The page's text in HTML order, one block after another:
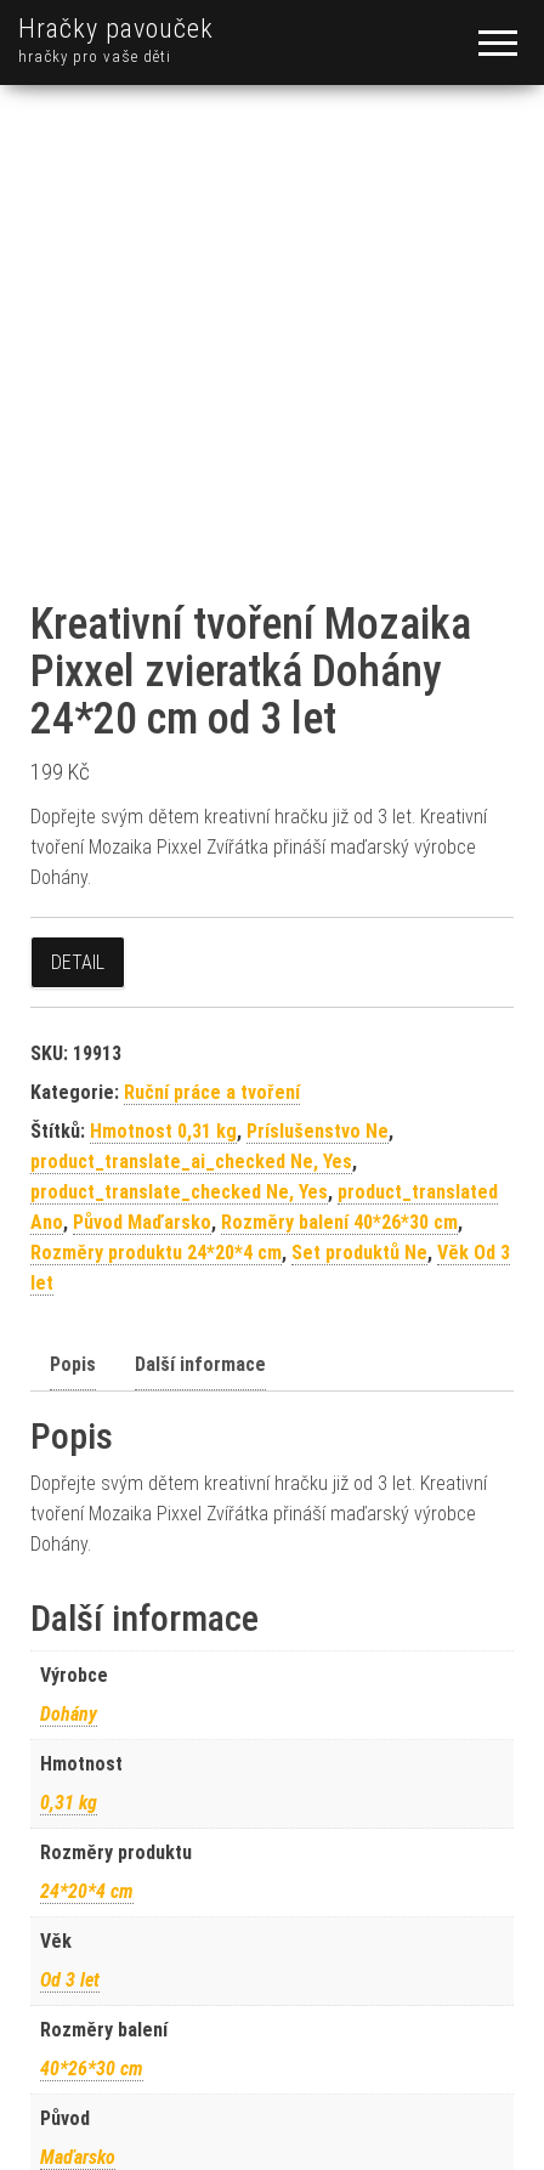
Hračky pavouček
hračky pro vaše děti
Kreativní tvoření Mozaika
Pixxel zvieratká Dohány
24*20 cm od 3 let
199 Kč
Dopřejte svým dětem kreativní hračku již od 3 let. Kreativní
tvoření Mozaika Pixxel Zvířátka přináší maďarský výrobce
Dohány.
DETAIL
SKU: 19913
Kategorie: Ruční práce a tvoření
Štítků: Hmotnost 0,31 kg, Príslušenstvo Ne,
product_translate_ai_checked Ne, Yes,
product_translate_checked Ne, Yes, product_translated
Ano, Původ Maďarsko, Rozměry balení 40*26*30 cm,
Rozměry produktu 24*20*4 cm, Set produktů Ne, Věk Od 3
let
Popis Další informace
Popis
Dopřejte svým dětem kreativní hračku již od 3 let. Kreativní
tvoření Mozaika Pixxel Zvířátka přináší maďarský výrobce
Dohány.
Další informace
Výrobce
Dohány
Hmotnost
0,31 kg
Rozměry produktu
24*20*4 cm
Věk
Od 3 let
Rozměry balení
40*26*30 cm
Původ
Maďarsko